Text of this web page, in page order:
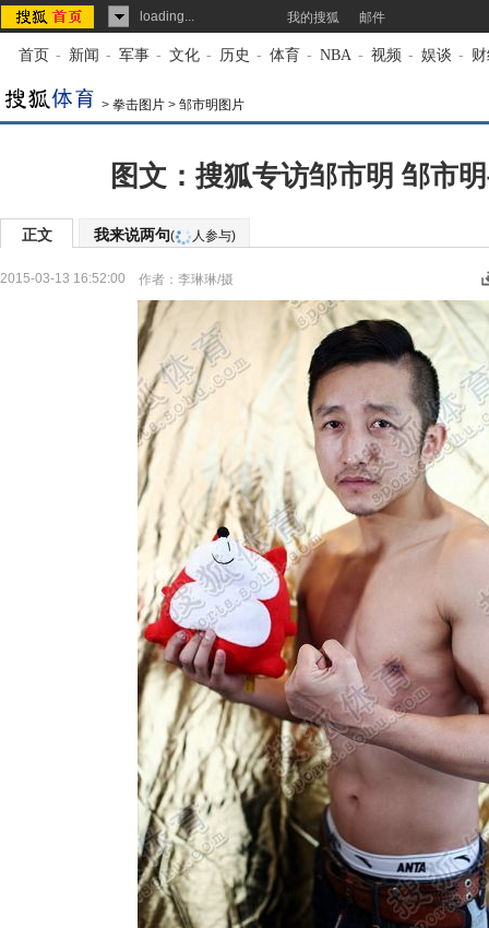
loading... 我的搜狐 邮件
首页 - 新闻 - 军事 - 文化 - 历史 - 体育 - NBA - 视频 - 娱谈 -
> 拳击图片 > 邹市明图片
图文：搜狐专访邹市明 邹市
正文 我来说两句( 人参与)
2015-03-13 16:52:00 作者：李琳琳/摄